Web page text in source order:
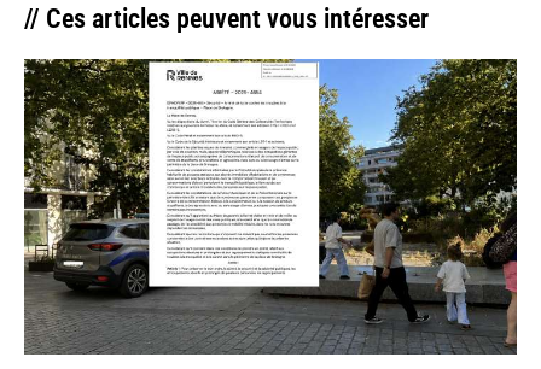
// Ces articles peuvent vous intéresser